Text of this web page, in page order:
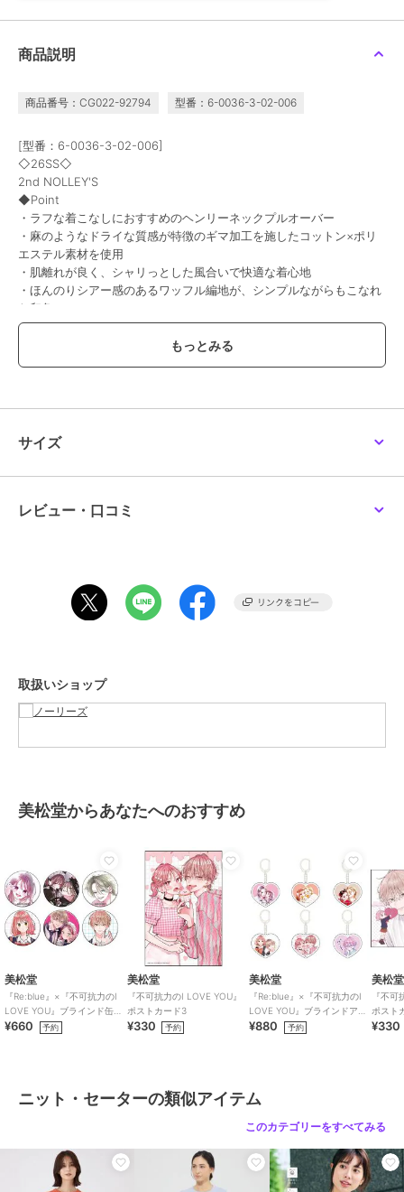
商品説明
商品番号：CG022-92794 型番：6-0036-3-02-006
[型番：6-0036-3-02-006]
◇26SS◇
2nd NOLLEY'S
◆Point
・ラフな着こなしにおすすめのヘンリーネックプルオーバー
・麻のようなドライな質感が特徴のギマ加工を施したコットン×ポリ
エステル素材を使用
・肌離れが良く、シャリっとした風合いで快適な着心地
・ほんのりシアー感のあるワッフル編地が、シンプルながらもこなれ
た印象に
・袖口と裾のスリットがさりげないアクセントになり、抜け感を演出
・リラックス感のある大人カジュアルなワッフルニット
・春から初秋までロングシーズン活躍
又はお取り扱い下さい。
※商品画像に関しては出来る限り忠実に表示出来るよう努めておりま
イズが若干異なる場合がございます。
商品カテゴリ トップス ／ニット・セーター
トップス ／ニット・セーター
カラー
ホワイト、ブラック、グレーベー
ジュ
サイズ
素材
ホワイト/ブラック/グレーベージ
ュ：ポリエステル65%，コットン3
5%
商品のお取り扱い方法
特徴
トップス
ンリーネック・キーネック
綿・コットン素材
ポリエステル
無地/長袖 洗える/ヘ
サイズ
レビュー・口コミ
取扱いショップ
美松堂からあなたへのおすすめ
美松堂
『Re:blue』×『不可抗力のI
LOVE YOU』ブラインド缶バ
ッジ（全6種）
¥660 予約
美松堂
『不可抗力のI LOVE YOU』
ポストカード3
¥330 予約
美松堂
『Re:blue』×『不可抗力のI
LOVE YOU』ブラインドアク
リルキーホルダー（全6種）
¥880 予約
美松堂
『不
ポスト
¥330
ニット・セーターの類似アイテム
このカテゴリーをすべてみる